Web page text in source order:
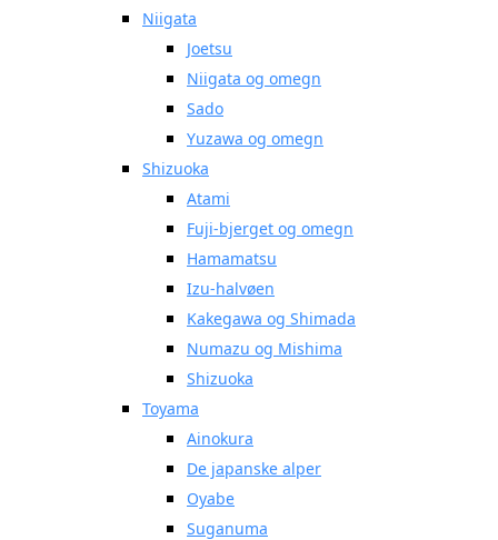
Niigata
Joetsu
Niigata og omegn
Sado
Yuzawa og omegn
Shizuoka
Atami
Fuji-bjerget og omegn
Hamamatsu
Izu-halvøen
Kakegawa og Shimada
Numazu og Mishima
Shizuoka
Toyama
Ainokura
De japanske alper
Oyabe
Suganuma